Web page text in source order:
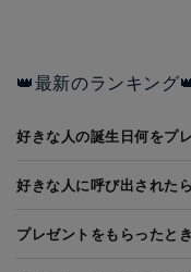
👑最新のランキング
好きな人の誕生日何をプ
好きな人に呼び出された
プレゼントをもらったと